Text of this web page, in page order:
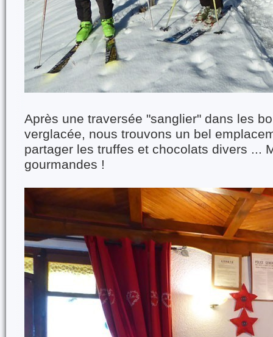
Après une traversée "sanglier" dans les
verglacée, nous trouvons un bel
partager les truffes et chocolats divers ...
gourmandes !